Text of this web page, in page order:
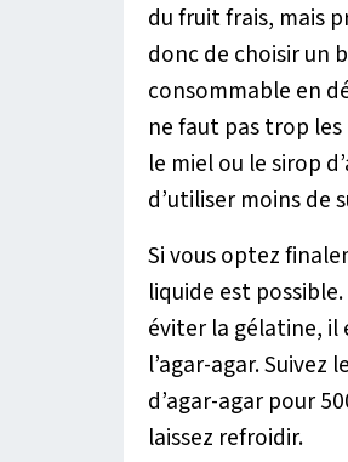
du fruit frais, mais
donc de choisir un
consommable en
ne faut pas trop
le miel ou le sirop
d’utiliser moins de
Si vous optez
liquide est
éviter la gélatine, il
l’agar-agar.
d’agar-agar pour
laissez refroidir.